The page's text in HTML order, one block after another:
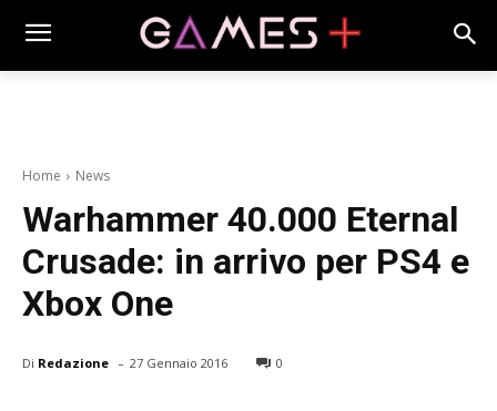
Home News
Warhammer 40.000 Eternal
Crusade: in arrivo per PS4 e
Xbox One
Di Redazione - 27 Gennaio 2016 0